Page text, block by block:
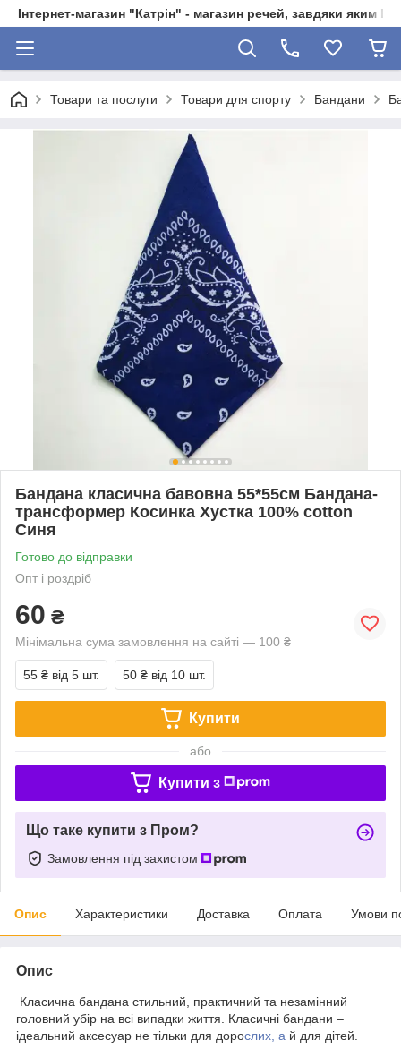
Інтернет-магазин "Катрін" - магазин речей, завдяки яким
Товари та послуги Товари для спорту Бандани
Бандана класична бавовна 55*55см Бандана-
трансформер Косинка Хустка 100% cotton
Синя
Готово до відправки
Опт і роздріб
60 ₴
Мінімальна сума замовлення на сайті — 100 ₴
55 ₴ від 5 шт. 50 ₴ від 10 шт.
Купити
або
Купити з
Що таке купити з Пром?
Замовлення під захистом
Опис Характеристики Доставка Оплата Умови
Опис
Класична бандана стильний, практичний та незамінний
головний убір на всі випадки життя. Класичні бандани –
ідеальний аксесуар не тільки для дорослих, а й для дітей.